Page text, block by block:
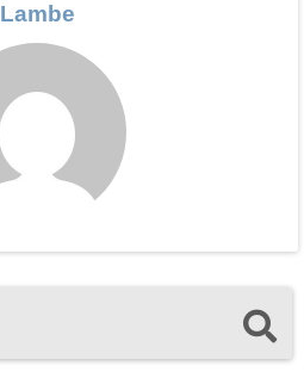
Lambe